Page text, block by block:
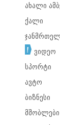
ახალი
ქალი
ვიდეო
სპორტი
ავტო
ბიზნესი
მშობლები